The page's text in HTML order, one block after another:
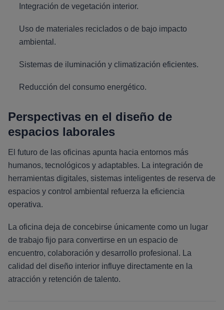
Integración de vegetación interior.
Uso de materiales reciclados o de bajo impacto
ambiental.
Sistemas de iluminación y climatización eficientes.
Reducción del consumo energético.
Perspectivas en el diseño de
espacios laborales
El futuro de las oficinas apunta hacia entornos más
humanos, tecnológicos y adaptables. La integración de
herramientas digitales, sistemas inteligentes de reserva de
espacios y control ambiental refuerza la eficiencia
operativa.
La oficina deja de concebirse únicamente como un lugar
de trabajo fijo para convertirse en un espacio de
encuentro, colaboración y desarrollo profesional. La
calidad del diseño interior influye directamente en la
atracción y retención de talento.